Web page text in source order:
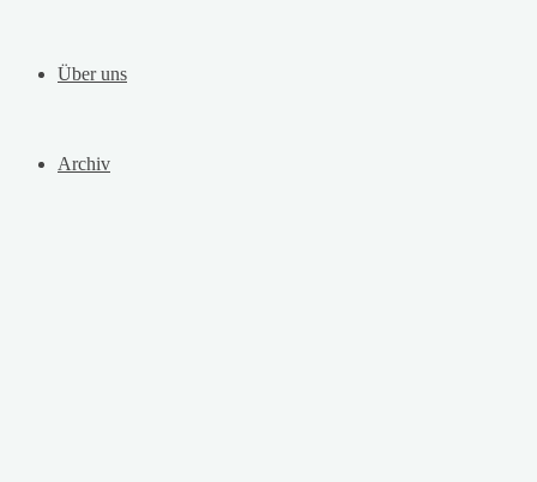
Über uns
Archiv